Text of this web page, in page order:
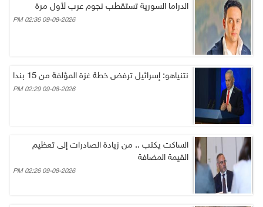
الدراما السورية تستقطب نجوم عرب لأول مرة
09-08-2026 02:36 PM
نتنياهو: إسرائيل ترفض خطة غزة المؤلفة من 15 بندا
09-08-2026 02:29 PM
الساكت يكتب .. من زيادة الصادرات إلى تعظيم
القيمة المضافة
09-08-2026 02:26 PM